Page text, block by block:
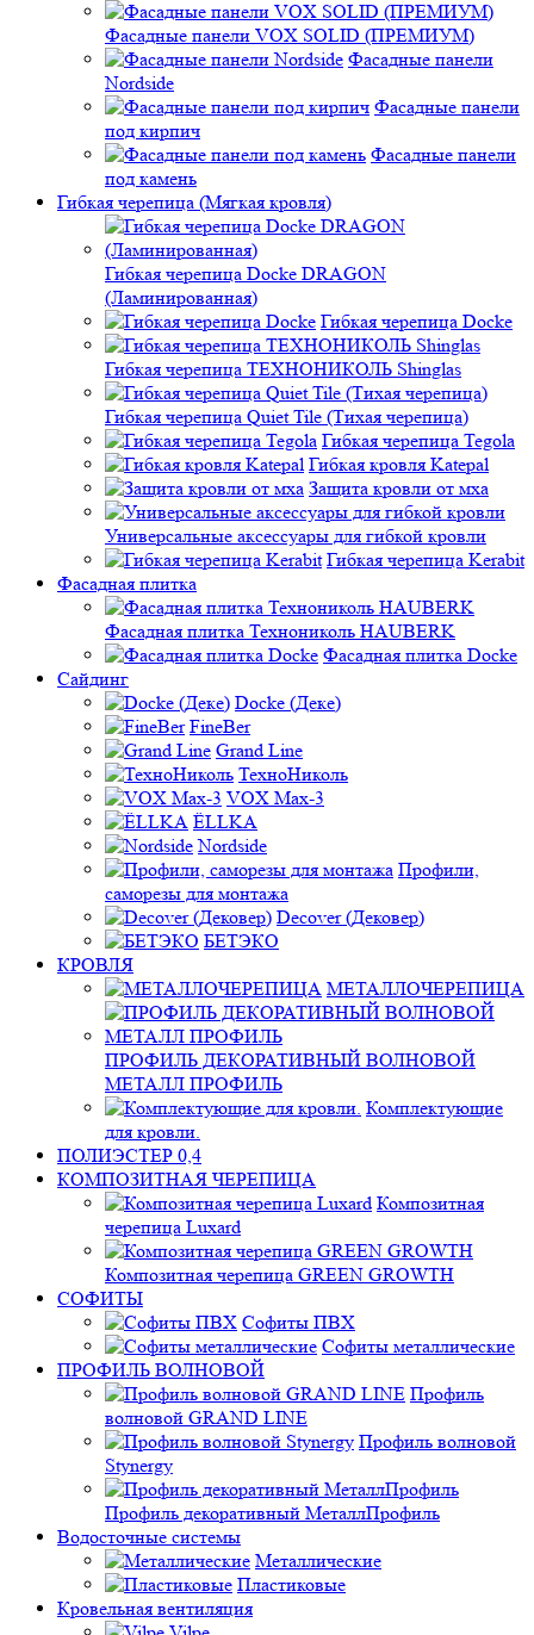
Фасадные панели VOX SOLID (ПРЕМИУМ)
Фасадные панели
Nordside
Фасадные панели
под кирпич
Фасадные панели
под камень
Гибкая черепица (Мягкая кровля)
Гибкая черепица Docke DRAGON
(Ламинированная)
Гибкая черепица Docke
Гибкая черепица ТЕХНОНИКОЛЬ Shinglas
Гибкая черепица Quiet Tile (Тихая черепица)
Гибкая черепица Tegola
Гибкая кровля Katepal
Защита кровли от мха
Универсальные аксессуары для гибкой кровли
Гибкая черепица Kerabit
Фасадная плитка
Фасадная плитка Технониколь HAUBERK
Фасадная плитка Docke
Сайдинг
Docke (Деке)
FineBer
Grand Line
ТехноНиколь
VOX Max-3
ЁLLKA
Nordside
Профили,
саморезы для монтажа
Decover (Дековер)
БЕТЭКО
КРОВЛЯ
МЕТАЛЛОЧЕРЕПИЦА
ПРОФИЛЬ ДЕКОРАТИВНЫЙ ВОЛНОВОЙ
МЕТАЛЛ ПРОФИЛЬ
Комплектующие
для кровли.
ПОЛИЭСТЕР 0,4
КОМПОЗИТНАЯ ЧЕРЕПИЦА
Композитная
черепица Luxard
Композитная черепица GREEN GROWTH
СОФИТЫ
Софиты ПВХ
Софиты металлические
ПРОФИЛЬ ВОЛНОВОЙ
Профиль
волновой GRAND LINE
Профиль волновой
Stynergy
Профиль декоративный МеталлПрофиль
Водосточные системы
Металлические
Пластиковые
Кровельная вентиляция